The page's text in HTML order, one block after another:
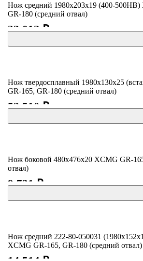
Нож средний 1980x203x19 (400-500HB)
GR-180 (средний отвал)
23 013 ₽
Нож твердосплавный 1980x130x25
GR-165, GR-180 (средний отвал)
52 510 ₽
Нож боковой 480x476x20 XCMG GR-
отвал)
9 731 ₽
Нож средний 222-80-050031
XCMG GR-165, GR-180 (средний отвал)